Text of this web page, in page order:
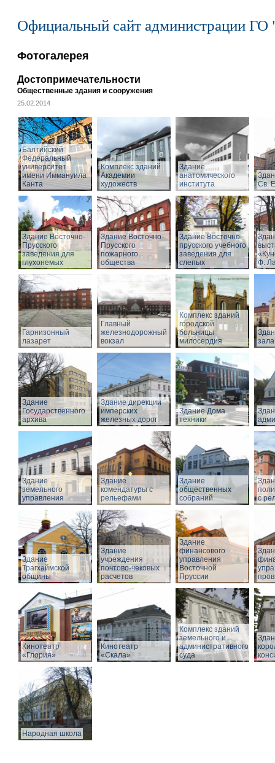
Официальный сайт администрации ГО
Фотогалерея
Достопримечательности
Общественные здания и сооружения
25.02.2014
Балтийский
Федеральный
университет
имени Иммануила
Канта
Комплекс зданий
Академии
художеств
Здание
анатомического
института
Св.
Здание Восточно-
Прусского
заведения для
глухонемых
Здание Восточно-
Прусского
пожарного
общества
Здание Восточно-
прусского учебного
заведения для
слепых
Ф.
Гарнизонный
лазарет
Главный
железнодорожный
вокзал
Комплекс зданий
городской
больницы
милосердия
зала
Здание
Государственного
архива
Здание дирекции
имперских
железных дорог
Здание Дома
техники
Здание
земельного
управления
Здание
комендатуры с
рельефами
Здание
общественных
собраний
с
Здание
Трагхаймской
общины
Здание
учреждения
почтово-чековых
расчетов
Здание
финансового
управления
Восточной
Пруссии
Кинотеатр
«Глория»
Кинотеатр
«Скала»
Комплекс зданий
земельного и
административного
суда
Народная школа